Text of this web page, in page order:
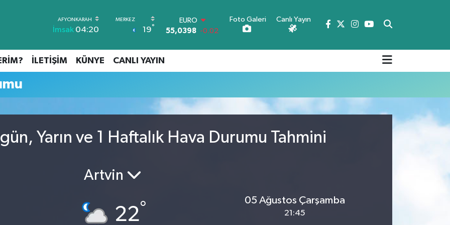
İmsak 04:20 19°
EURO
55,0398 -0.02
64,1581 0.16
6508.83 4.44
BITCOIN
64.927,78 1.32
47,5894 0.08
Foto Galeri Canlı Yayın
İLETİŞİM KÜNYE CANLI YAYIN
Yarın ve 1 Haftalık Hava Durumu Tahmini
Artvin
22°
05 Ağustos Çarşamba
21:45